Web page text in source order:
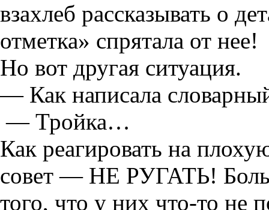
взахлеб рассказывать о
отметка» спрятала от нее!
Но вот другая ситуация.
— Как написала
— Тройка…
Как реагировать на
совет — НЕ РУГАТЬ!
того, что у них что-то не